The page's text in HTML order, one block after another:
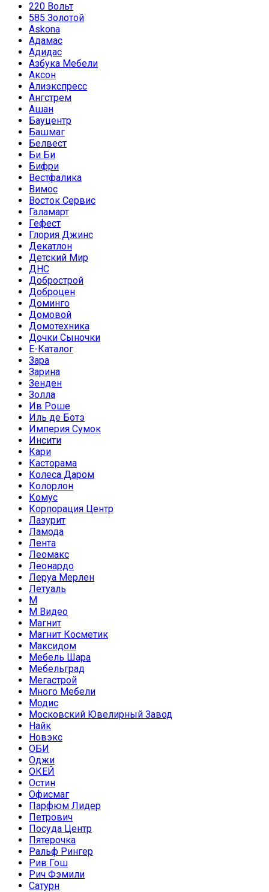
220 Вольт
585 Золотой
Askona
Адамас
Адидас
Азбука Мебели
Аксон
Алиэкспресс
Ангстрем
Ашан
Бауцентр
Башмаг
Белвест
Би Би
Бифри
Вестфалика
Вимос
Восток Сервис
Галамарт
Гефест
Глория Джинс
Декатлон
Детский Мир
ДНС
Добрострой
Доброцен
Доминго
Домовой
Домотехника
Дочки Сыночки
Е-Каталог
Зара
Зарина
Зенден
Золла
Ив Роше
Иль де Ботэ
Империя Сумок
Инсити
Кари
Касторама
Колеса Даром
Колорлон
Комус
Корпорация Центр
Лазурит
Ламода
Лента
Леомакс
Леонардо
Леруа Мерлен
Летуаль
М
М Видео
Магнит
Магнит Косметик
Максидом
Мебель Шара
Мебельград
Мегастрой
Много Мебели
Модис
Московский Ювелирный Завод
Найк
Новэкс
ОБИ
Оджи
ОКЕЙ
Остин
Офисмаг
Парфюм Лидер
Петрович
Посуда Центр
Пятерочка
Ральф Рингер
Рив Гош
Рич Фэмили
Сатурн